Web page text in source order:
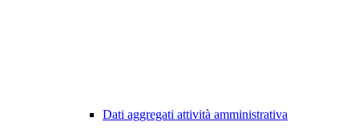
Dati aggregati attività amministrativa